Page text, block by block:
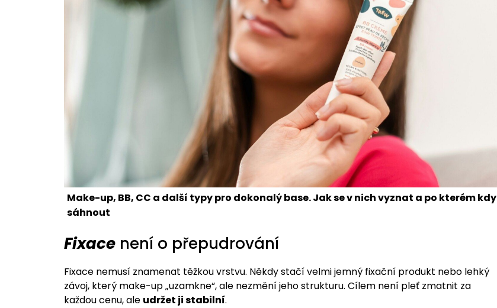
Make-up, BB, CC a další typy pro dokonalý base. Jak se v nich vyznat a po kterém kdy
sáhnout
Fixacenení o přepudrování
Fixace nemusí znamenat těžkou vrstvu. Někdy stačí velmi jemný fixační produkt nebo lehký
závoj, který make-up „uzamkne“, ale nezmění jeho strukturu. Cílem není pleť zmatnit za
každou cenu, ale udržet ji stabilní.